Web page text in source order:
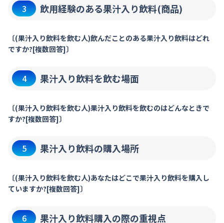
3 飲用経験のある果汁入り飲料(商品)
〔(果汁入り飲料を飲む人)飲んだことのある果汁入り飲料はどれ
ですか?[複数回答]〕
4 果汁入り飲料を飲む場面
〔(果汁入り飲料を飲む人)果汁入り飲料を飲むのはどんなときで
すか?[複数回答]〕
5 果汁入り飲料の購入場所
〔(果汁入り飲料を飲む人)あなたはどこで果汁入り飲料を購入し
ていますか?[複数回答]〕
6 果汁入り飲料購入の際の重視点